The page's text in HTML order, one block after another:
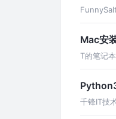
Mac安
T的笔记本
千锋IT技